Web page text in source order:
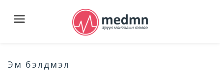
Эм бэлдмэл